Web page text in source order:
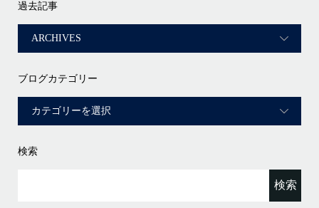
過去記事
ブログカテゴリー
検索